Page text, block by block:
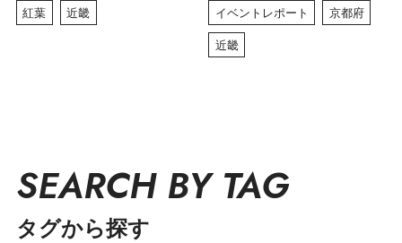
紅葉 近畿 イベントレポート 京都府
近畿
SEARCH BY TAG
タグから探す